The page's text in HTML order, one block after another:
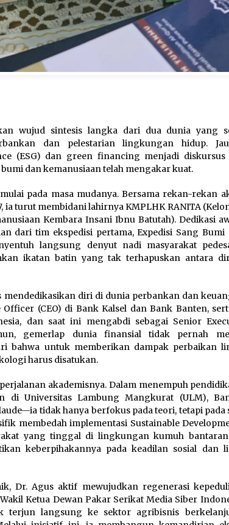
wujud sintesis langka dari dua dunia yang
dan pelestarian lingkungan hidup.
(ESG) dan green financing menjadi
dan kemanusiaan telah mengakar kuat.
pada masa mudanya. Bersama rekan-rekan
ia turut membidani lahirnya KMPLHK RANITA
Kembara Insani Ibnu Batutah). Dedikasi
dari tim ekspedisi pertama, Expedisi Sang Bumi
langsung denyut nadi masyarakat
ikatan batin yang tak terhapuskan antara
mendedikasikan diri di dunia perbankan dan
(CEO) di Bank Kalsel dan Bank Banten,
dan saat ini mengabdi sebagai Senior
gemerlap dunia finansial tidak pernah
bahwa untuk memberikan dampak perbaikan
harus disatukan.
akademisnya. Dalam menempuh
di Universitas Lambung Mangkurat (ULM),
tidak hanya berfokus pada teori, tetapi pada
membedah implementasi Sustainable
yang tinggal di lingkungan kumuh
keberpihakannya pada keadilan sosial dan
Dr. Agus aktif mewujudkan regenerasi
Ketua Dewan Pakar Serikat Media Siber
terjun langsung ke sektor agribisnis